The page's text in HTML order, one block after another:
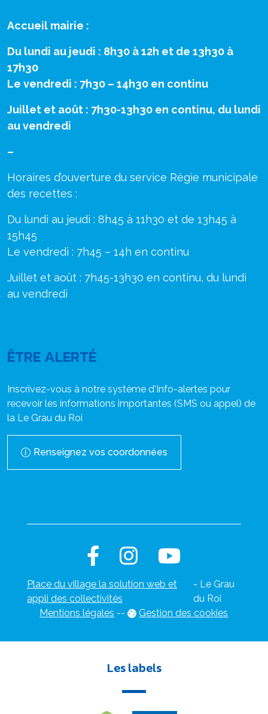
Accueil mairie :
Du lundi au jeudi : 8h30 à 12h et de 13h30 à
17h30
Le vendredi : 7h30 – 14h30 en continu
Juillet et août : 7h30-13h30 en continu, du lundi
au vendredi
–
Horaires d’ouverture du service Régie municipale
des recettes :
Du lundi au jeudi : 8h45 à 11h30 et de 13h45 à
15h45
Le vendredi : 7h45 – 14h en continu
Juillet et août : 7h45-13h30 en continu, du lundi
au vendredi
ÊTRE ALERTÉ
Inscrivez-vous à notre système d'Info-alertes pour
recevoir les informations importantes (SMS ou appel) de
la Le Grau du Roi
Renseignez vos coordonnées
Place du village la solution web et
appli des collectivités
- Le Grau
du Roi
Mentions légales -- Gestion des cookies
Les labels